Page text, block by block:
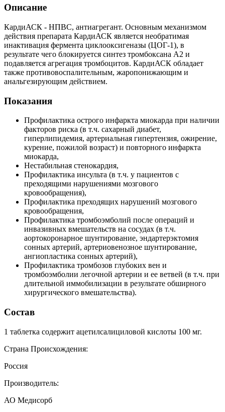
Описание
КардиАСК - НПВС, антиагрегант. Основным механизмом
действия препарата КардиАСК является необратимая
инактивация фермента циклооксигеназы (ЦОГ-1), в
результате чего блокируется синтез тромбоксана A2 и
подавляется агрегация тромбоцитов. КардиАСК обладает
также противовоспалительным, жаропонижающим и
анальгезирующим действием.
Показания
Профилактика острого инфаркта миокарда при наличии
факторов риска (в т.ч. сахарный диабет,
гиперлипидемия, артериальная гипертензия, ожирение,
курение, пожилой возраст) и повторного инфаркта
миокарда,
Нестабильная стенокардия,
Профилактика инсульта (в т.ч. у пациентов с
преходящими нарушениями мозгового
кровообращения),
Профилактика преходящих нарушений мозгового
кровообращения,
Профилактика тромбоэмболий после операций и
инвазивных вмешательств на сосудах (в т.ч.
аортокоронарное шунтирование, эндартерэктомия
сонных артерий, артериовенозное шунтирование,
ангиопластика сонных артерий),
Профилактика тромбозов глубоких вен и
тромбоэмболии легочной артерии и ее ветвей (в т.ч. при
длительной иммобилизации в результате обширного
хирургического вмешательства).
Состав
1 таблетка содержит ацетилсалициловой кислоты 100 мг.
Страна Происхождения:
Россия
Производитель:
АО Медисорб